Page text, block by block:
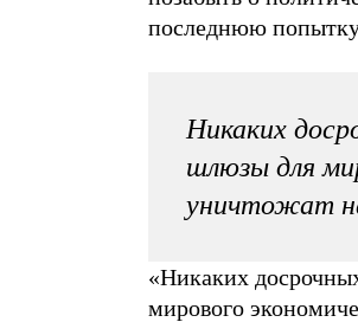
последнюю
Никаких
шлюзы для
уничтожат
«Никаких
мирового